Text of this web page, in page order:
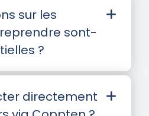
sur les
sont-
?
directement